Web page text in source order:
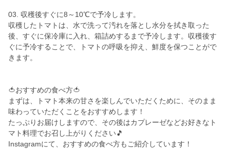
03. 収穫後すぐに8～10℃で予冷します。
収穫したトマトは、水で洗って汚れを落とし水分を拭き取った
後、すぐに保冷庫に入れ、箱詰めするまで予冷します。収穫後す
ぐに予冷することで、トマトの呼吸を抑え、鮮度を保つことがで
きます。
🍅おすすめの食べ方🍅
まずは、トマト本来の甘さを楽しんでいただくために、そのまま
味わっていただくことをおすすめします！
たっぷりお届けしますので、その後はカプレーゼなどお好きなト
マト料理でお召し上がりください🎵
Instagramにて、おすすめの食べ方もご紹介しています！